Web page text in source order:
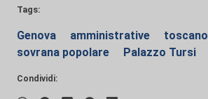
Tags:
Genova amministrative toscano
sovrana popolare
Palazzo Tursi
Condividi: